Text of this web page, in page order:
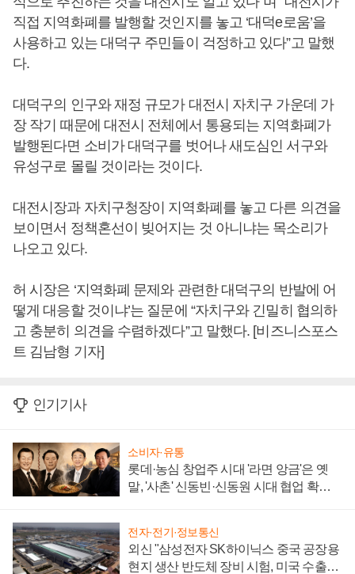
직접 지역화폐를 발행할 것인지를 놓고 ‘대덕e로움’을
사용하고 있는 대덕구 주민들이 걱정하고 있다”고 말했
다.
대덕구의 인구와 재정 규모가 대전시 자치구 가운데 가
장 작기 때문에 대전시 전체에서 통용되는 지역화폐가
발행된다면 소비가 대덕구를 벗어나 새도심인 서구와
유성구로 몰릴 것이라는 것이다.
대전시장과 자치구청장이 지역화폐를 놓고 다른 의견을
보이면서 정책혼선이 빚어지는 것 아니냐는 목소리가
나오고 있다.
허 시장은 ‘지역화폐 문제와 관련한 대덕구의 반발에 어
떻게 대응할 것이냐’는 질문에 “자치구와 긴밀히 협의하
고 충분히 의견을 수렴하겠다”고 말했다. [비즈니스포스
트 김남형 기자]
인기기사
소비자·유통
롯데·농심 창업주 시대 '라면 앙금'은 옛
말, '사촌' 신동빈·신동원 시대 협업 확대
전자·전기·정보통신
외신 "삼성전자 SK하이닉스 중국 공장용
현지 생산 반도체 장비 시험, 미국 수출통